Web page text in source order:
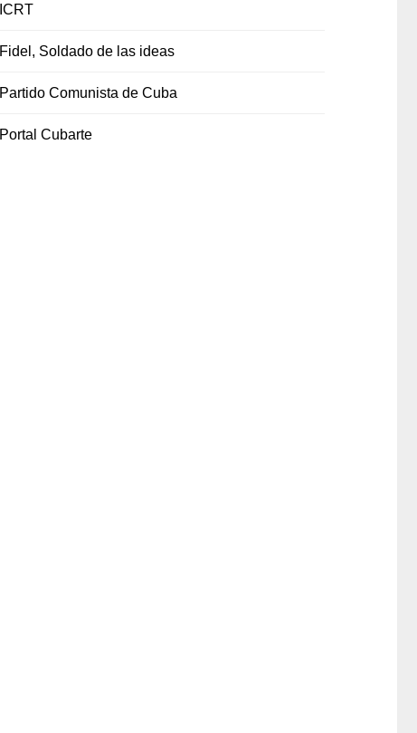
ICRT
Fidel, Soldado de las ideas
Partido Comunista de Cuba
Portal Cubarte